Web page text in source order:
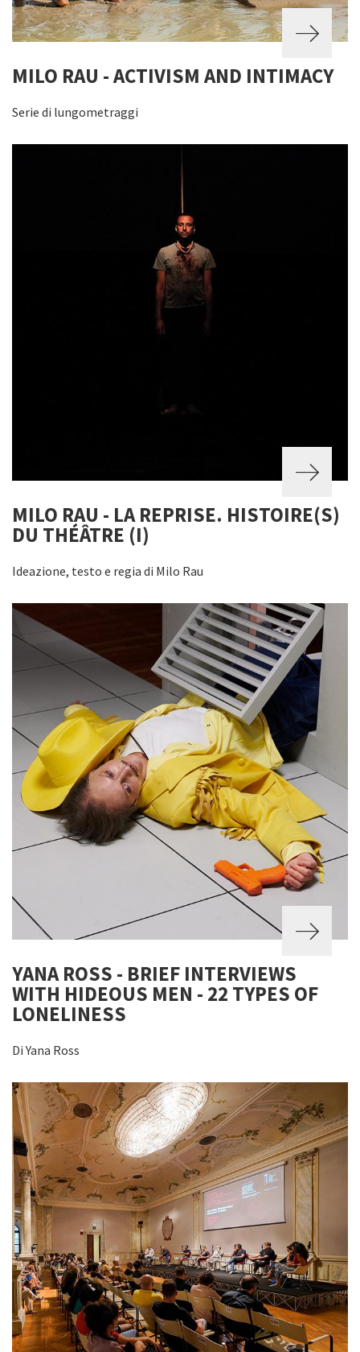
MILO RAU - ACTIVISM AND INTIMACY
Serie di lungometraggi
MILO RAU - LA REPRISE. HISTOIRE(S)
DU THÉÂTRE (I)
Ideazione, testo e regia di Milo Rau
YANA ROSS - BRIEF INTERVIEWS
WITH HIDEOUS MEN - 22 TYPES OF
LONELINESS
Di Yana Ross